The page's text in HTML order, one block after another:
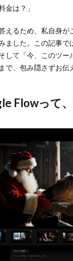
金は？」
えるため、私自身が
ました。この記事で
して「今、このツー
で、包み隠さずお伝
Flowって